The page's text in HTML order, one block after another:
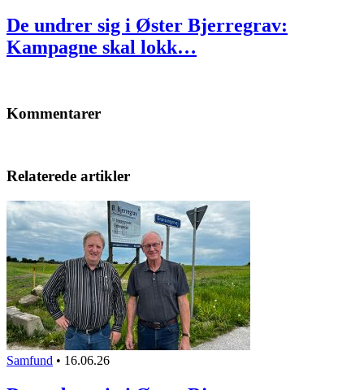
De undrer sig i Øster Bjerregrav:
Kampagne skal lokk…
Kommentarer
Relaterede artikler
Samfund • 16.06.26